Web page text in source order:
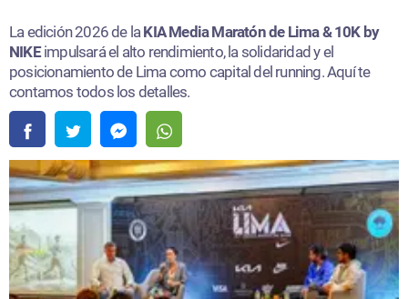
La edición 2026 de la KIA Media Maratón de Lima & 10K by
NIKEimpulsará el alto rendimiento, la solidaridad y el
posicionamiento de Lima como capital del running. Aquí te
contamos todos los detalles.